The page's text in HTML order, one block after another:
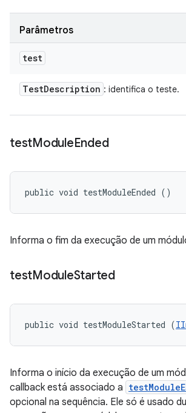
Parâmetros
test
TestDescription : identifica o teste.
testModuleEnded
public void testModuleEnded ()
Informa o fim da execução de um
testModuleStarted
public void testModuleStarted (
Informa o início da execução de um
callback está associado a
opcional na sequência. Ele só é usado